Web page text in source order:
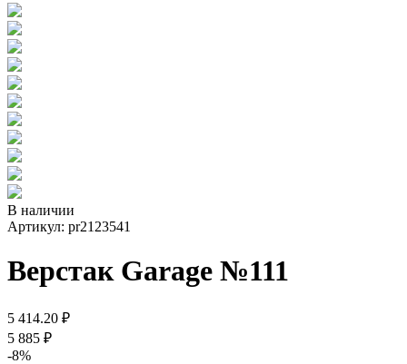
В наличии
Артикул: pr2123541
Верстак Garage №111
5 414.20 ₽
5 885 ₽
-8%